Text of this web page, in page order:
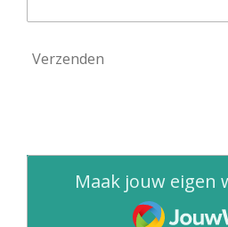
Verzenden
Maak jouw eigen
JouwWeb